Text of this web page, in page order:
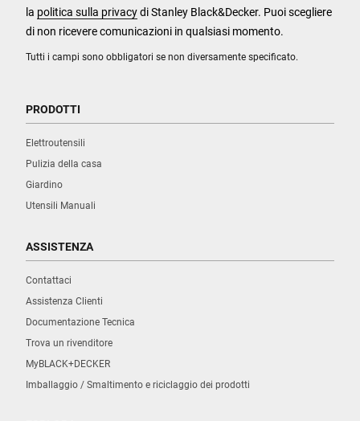
Tutti i campi sono obbligatori se non diversamente specificato.
la politica sulla privacydi Stanley Black&Decker. Puoi scegliere
di non ricevere comunicazioni in qualsiasi momento.
PRODOTTI
Elettroutensili
Pulizia della casa
Giardino
Utensili Manuali
ASSISTENZA
Contattaci
Assistenza Clienti
Documentazione Tecnica
Trova un rivenditore
MyBLACK+DECKER
Imballaggio / Smaltimento e riciclaggio dei prodotti